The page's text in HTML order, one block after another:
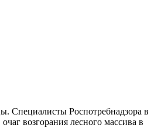
Специалисты Роспотребнадзора в
возгорания лесного массива в